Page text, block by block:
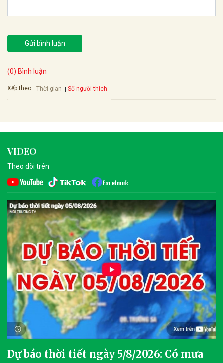
Gửi bình luận
(0) Bình luận
Xếp theo: Thời gian Số người thích
VIDEO
Theo dõi trên
Dự báo thời tiết ngày 5/8/2026: Có mưa